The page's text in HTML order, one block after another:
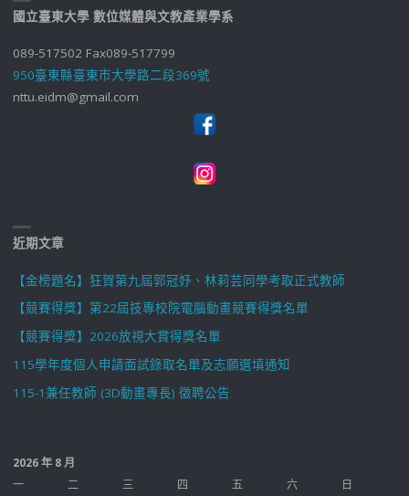
國立臺東大學 數位媒體與文教產業學系
089-517502 Fax089-517799
950臺東縣臺東市大學路二段369號
nttu.eidm@gmail.com
近期文章
【金榜題名】狂賀第九屆郭冠妤、林莉芸同學考取正式教師
【競賽得獎】第22屆技專校院電腦動畫競賽得獎名單
【競賽得獎】2026放視大賞得獎名單
115學年度個人申請面試錄取名單及志願選填通知
115-1兼任教師 (3D動畫專長) 徵聘公告
2026 年 8 月
一
二 三 四 五 六 日